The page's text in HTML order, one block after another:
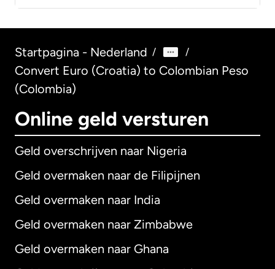
Startpagina - Nederland / /
Convert Euro (Croatia) to Colombian Peso
(Colombia)
Online geld versturen
Geld overschrijven naar Nigeria
Geld overmaken naar de Filipijnen
Geld overmaken naar India
Geld overmaken naar Zimbabwe
Geld overmaken naar Ghana